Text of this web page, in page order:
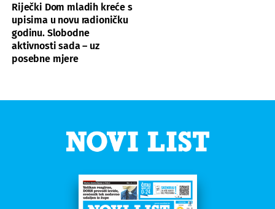
Riječki Dom mladih kreće s
upisima u novu radioničku
godinu. Slobodne
aktivnosti sada – uz
posebne mjere